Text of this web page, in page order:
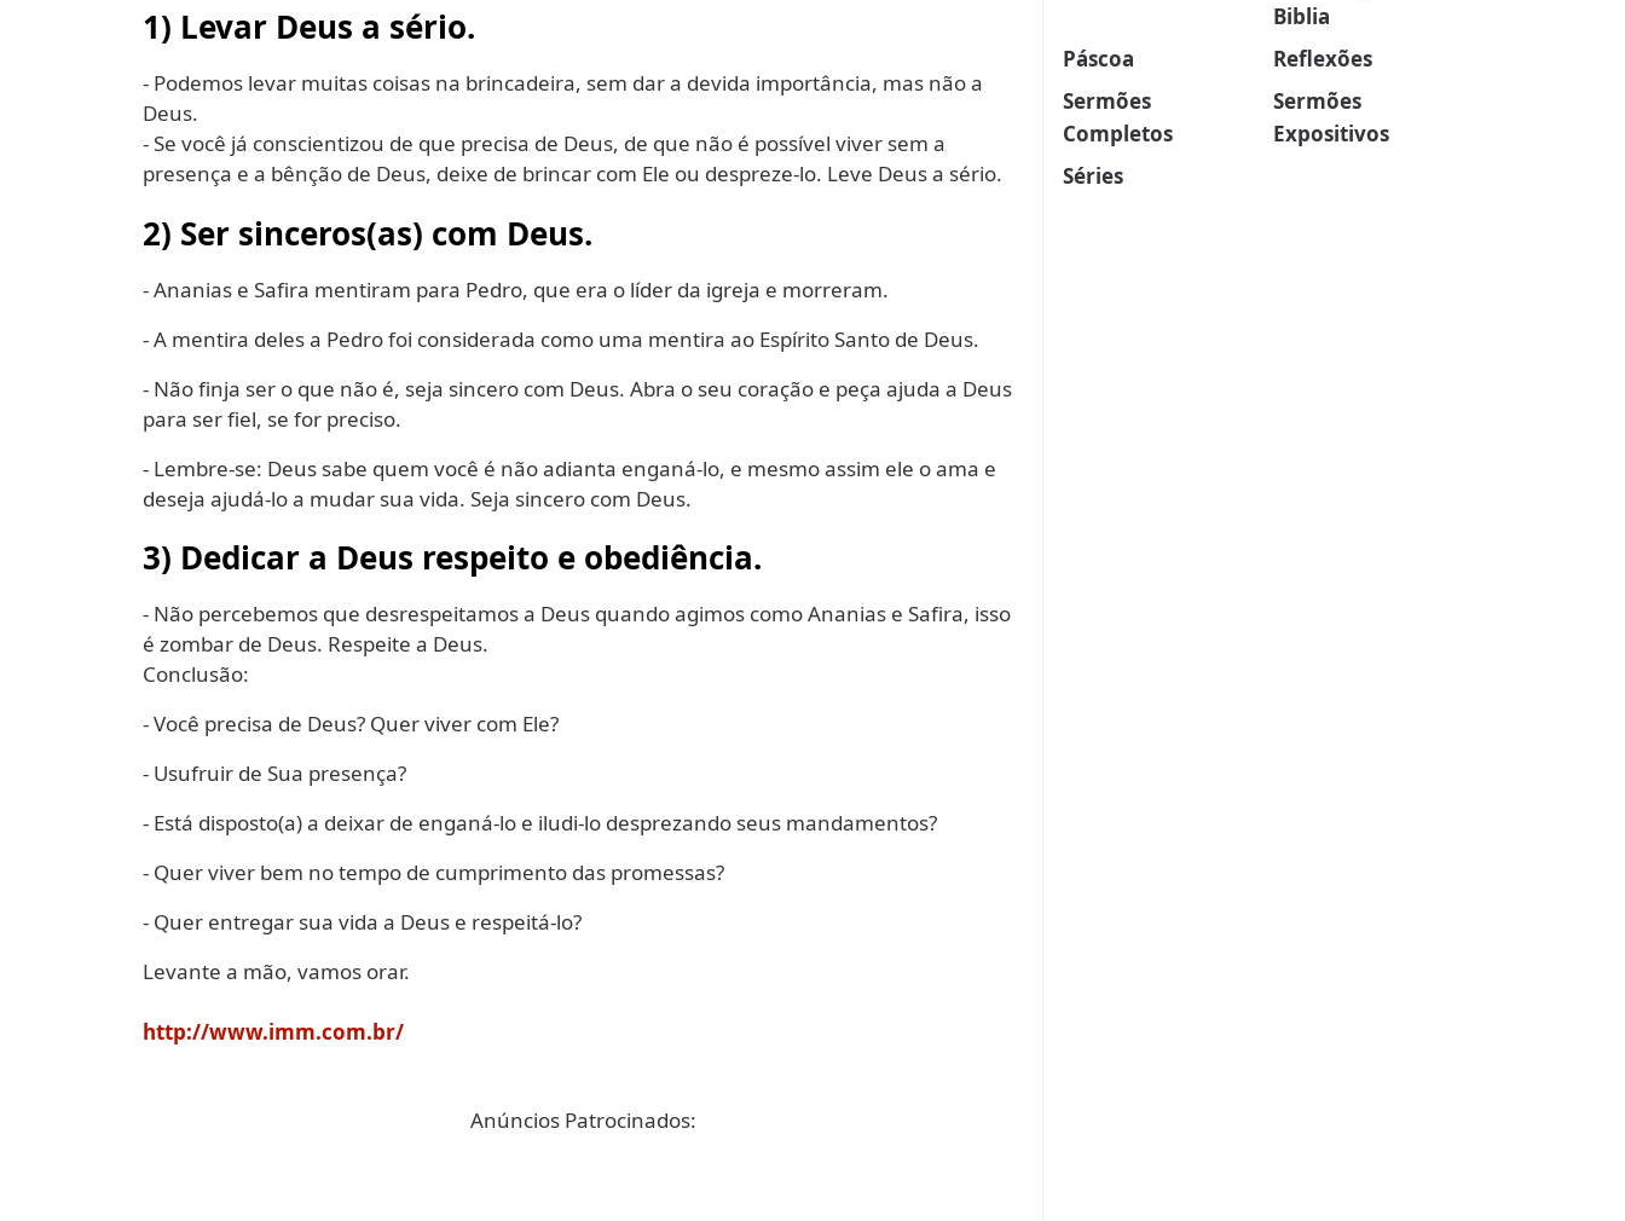
1) Levar Deus a sério.
- Podemos levar muitas coisas na brincadeira, sem dar a devida importância, mas não a
Deus.
- Se você já conscientizou de que precisa de Deus, de que não é possível viver sem a
presença e a bênção de Deus, deixe de brincar com Ele ou despreze-lo. Leve Deus a sério.
2) Ser sinceros(as) com Deus.
- Ananias e Safira mentiram para Pedro, que era o líder da igreja e morreram.
- A mentira deles a Pedro foi considerada como uma mentira ao Espírito Santo de Deus.
- Não finja ser o que não é, seja sincero com Deus. Abra o seu coração e peça ajuda a Deus
para ser fiel, se for preciso.
- Lembre-se: Deus sabe quem você é não adianta enganá-lo, e mesmo assim ele o ama e
deseja ajudá-lo a mudar sua vida. Seja sincero com Deus.
3) Dedicar a Deus respeito e obediência.
- Não percebemos que desrespeitamos a Deus quando agimos como Ananias e Safira, isso
é zombar de Deus. Respeite a Deus.
Conclusão:
- Você precisa de Deus? Quer viver com Ele?
- Usufruir de Sua presença?
- Está disposto(a) a deixar de enganá-lo e iludi-lo desprezando seus mandamentos?
- Quer viver bem no tempo de cumprimento das promessas?
- Quer entregar sua vida a Deus e respeitá-lo?
Levante a mão, vamos orar.
http://www.imm.com.br/
Anúncios Patrocinados:
Biblia
Páscoa
Reflexões
Sermões
Completos
Sermões
Expositivos
Séries